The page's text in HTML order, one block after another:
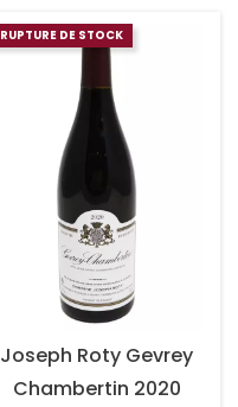
RUPTURE DE STOCK
Joseph Roty Gevrey
Chambertin 2020